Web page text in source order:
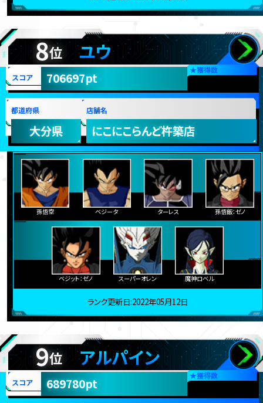
8位 ユウ
★獲得数
スコア 706697pt
都道府県
大分県
店舗名
にこにこらんど杵築店
孫悟空 ベジータ ターレス 孫悟飯：ゼノ
ベジット：ゼノ スーパーオレン 魔神ロベル
ランク更新日:2022年05月12日
9位 アルパイン
★獲得数
スコア 689780pt